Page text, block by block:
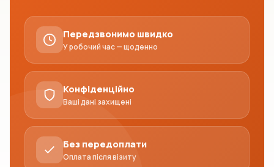
Передзвонимо швидко
У робочий час — щоденно
Конфіденційно
Ваші дані захищені
Без передоплати
Оплата після візиту